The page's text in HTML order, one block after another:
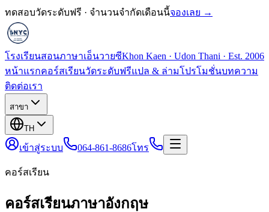
ทดสอบวัดระดับฟรี · จำนวนจำกัดเดือนนี้จองเลย →
โรงเรียนสอนภาษาเอ็นวายซีKhon Kaen · Udon Thani · Est. 2006
หน้าแรกคอร์สเรียนวัดระดับฟรีแปล & ล่ามโปรโมชั่นบทความ
ติดต่อเรา
สาขา
TH
เข้าสู่ระบบ 064-861-8686โทร
คอร์สเรียน
คอร์สเรียนภาษาอังกฤษ